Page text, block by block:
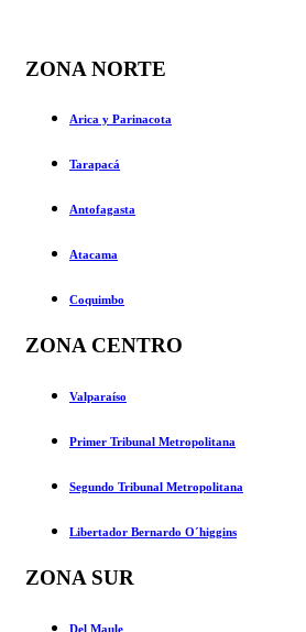
ZONA NORTE
Arica y Parinacota
Tarapacá
Antofagasta
Atacama
Coquimbo
ZONA CENTRO
Valparaíso
Primer Tribunal Metropolitana
Segundo Tribunal Metropolitana
Libertador Bernardo O´higgins
ZONA SUR
Del Maule